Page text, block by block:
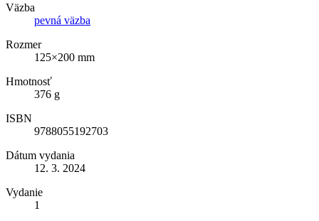
Väzba
pevná väzba
Rozmer
125×200 mm
Hmotnosť
376 g
ISBN
9788055192703
Dátum vydania
12. 3. 2024
Vydanie
1